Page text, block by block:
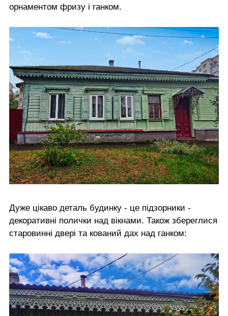
орнаментом фризу і ганком.
Дуже цікаво деталь будинку - це підзорники -
декоративні полички над вікнами. Також збереглися
старовинні двері та кований дах над ганком: